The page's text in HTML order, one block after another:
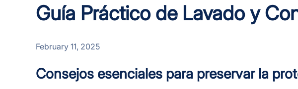
Guía Práctico de Lavado y
February 11, 2025
Consejos esenciales para preservar la